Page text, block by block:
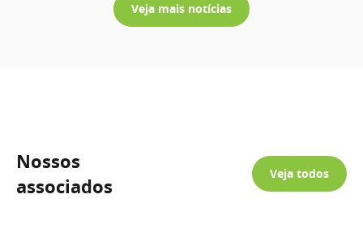
Veja mais notícias
Nossos
associados
Veja todos